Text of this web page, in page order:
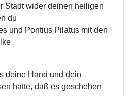
Stadt wider deinen heiligen
du
und Pontius Pilatus mit den
deine Hand und dein
hatte, daß es geschehen